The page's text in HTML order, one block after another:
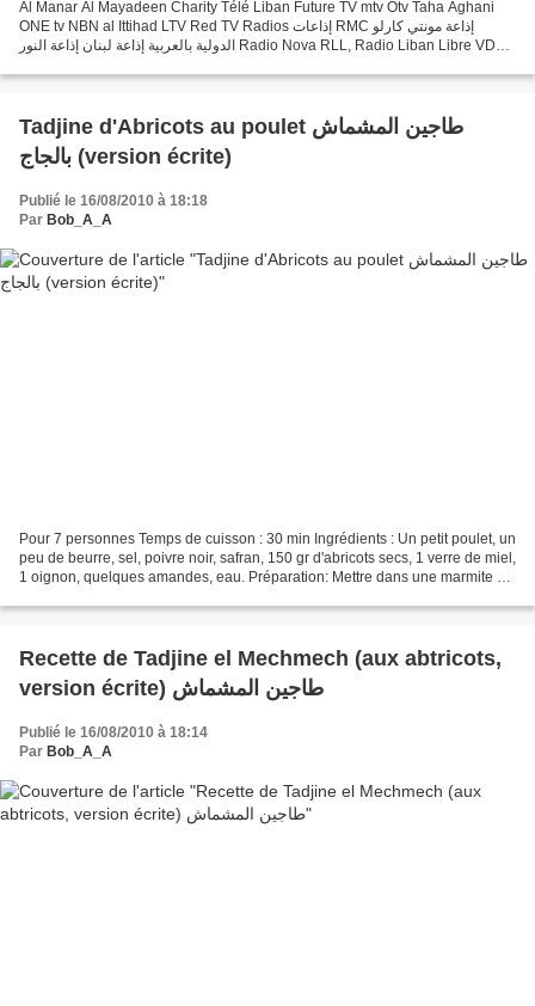
Al Manar Al Mayadeen Charity Télé Liban Future TV mtv Otv Taha Aghani
ONE tv NBN al Ittihad LTV Red TV Radios إذاعات RMC إذاعة مونتي كارلو
الدولية بالعربية إذاعة لبنان إذاعة النور Radio Nova RLL, Radio Liban Libre VDL,
Tadjine d'Abricots au poulet طاجين المشماش
بالجاج (version écrite)
Publié le 16/08/2010 à 18:18
Par Bob_A_A
Pour 7 personnes Temps de cuisson : 30 min Ingrédients : Un petit poulet, un
peu de beurre, sel, poivre noir, safran, 150 gr d'abricots secs, 1 verre de miel,
1 oignon, quelques amandes, eau. Préparation: Mettre dans une marmite un
Recette de Tadjine el Mechmech (aux abtricots,
version écrite) طاجين المشماش
Publié le 16/08/2010 à 18:14
Par Bob_A_A